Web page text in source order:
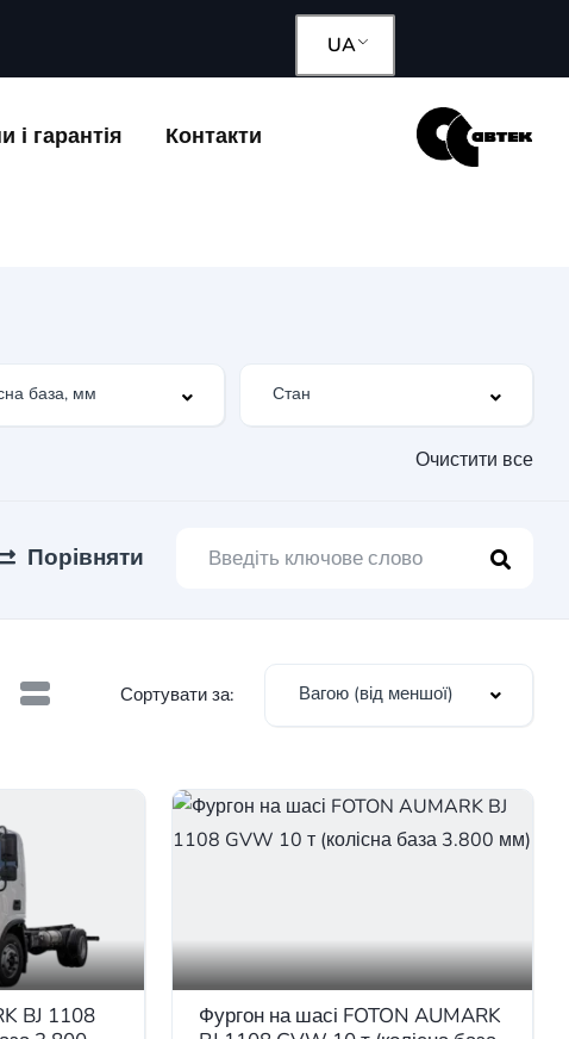
UA
і гарантія Контакти
Очистити все
Порівняти
Сортувати за: Вагою (від меншої)
BJ 1108
Фургон на шасі FOTON AUMARK